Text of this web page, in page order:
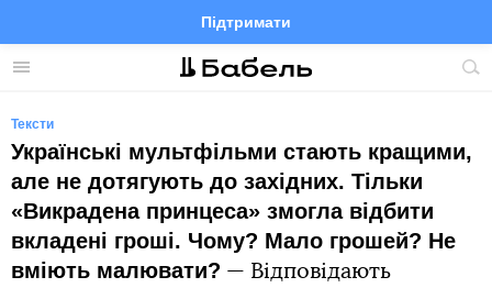
Меню
Підтримати
FacebookTelegramTwitter
Тексти
Українські мультфільми стають кращими,
але не дотягують до західних. Тільки
«Викрадена принцеса» змогла відбити
вкладені гроші. Чому? Мало грошей? Не
вміють малювати? — Відповідають